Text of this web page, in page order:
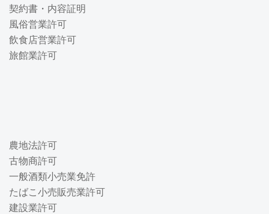
契約書・内容証明
風俗営業許可
飲食店営業許可
旅館業許可
農地法許可
古物商許可
一般酒類小売業免許
たばこ小売販売業許可
建設業許可